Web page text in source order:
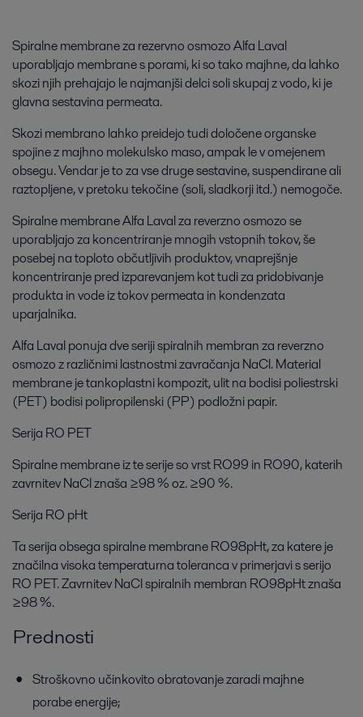
Spiralne membrane za rezervno osmozo Alfa Laval
uporabljajo membrane s porami, ki so tako majhne, da lahko
skozi njih prehajajo le najmanjši delci soli skupaj z vodo, ki je
glavna sestavina permeata.
Skozi membrano lahko preidejo tudi določene organske
spojine z majhno molekulsko maso, ampak le v omejenem
obsegu. Vendar je to za vse druge sestavine, suspendirane ali
raztopljene, v pretoku tekočine (soli, sladkorji itd.) nemogoče.
Spiralne membrane Alfa Laval za reverzno osmozo se
uporabljajo za koncentriranje mnogih vstopnih tokov, še
posebej na toploto občutljivih produktov, vnaprejšnje
koncentriranje pred izparevanjem kot tudi za pridobivanje
produkta in vode iz tokov permeata in kondenzata
uparjalnika.
Alfa Laval ponuja dve seriji spiralnih membran za reverzno
osmozo z različnimi lastnostmi zavračanja NaCl. Material
membrane je tankoplastni kompozit, ulit na bodisi poliestrski
(PET) bodisi polipropilenski (PP) podložni papir.
Serija RO PET
Spiralne membrane iz te serije so vrst RO99 in RO90, katerih
zavrnitev NaCl znaša ≥98 % oz. ≥90 %.
Serija RO pHt
Ta serija obsega spiralne membrane RO98pHt, za katere je
značilna visoka temperaturna toleranca v primerjavi s serijo
RO PET. Zavrnitev NaCl spiralnih membran RO98pHt znaša
≥98 %.
Prednosti
Stroškovno učinkovito obratovanje zaradi majhne
porabe energije;